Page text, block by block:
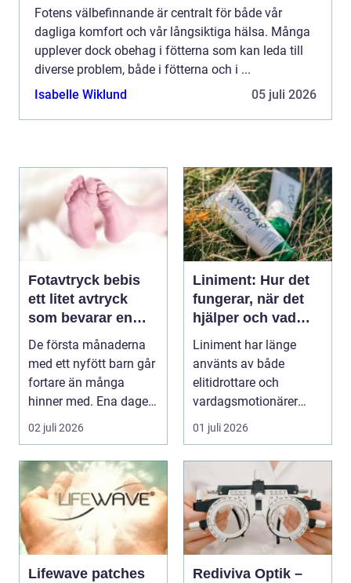
Fotens välbefinnande är centralt för både vår
dagliga komfort och vår långsiktiga hälsa. Många
upplever dock obehag i fötterna som kan leda till
diverse problem, både i fötterna och i ...
Isabelle Wiklund
05 juli 2026
Fotavtryck bebis
ett litet avtryck
som bevarar en
stor stund
De första månaderna
med ett nyfött barn går
fortare än många
hinner med. Ena dagen
ryms hela foten i...
02 juli 2026
Liniment: Hur det
fungerar, när det
hjälper och vad
man bör tänka på
Liniment har länge
använts av både
elitidrottare och
vardagsmotionärer
för...
01 juli 2026
Lifewave patches
Rediviva Optik –